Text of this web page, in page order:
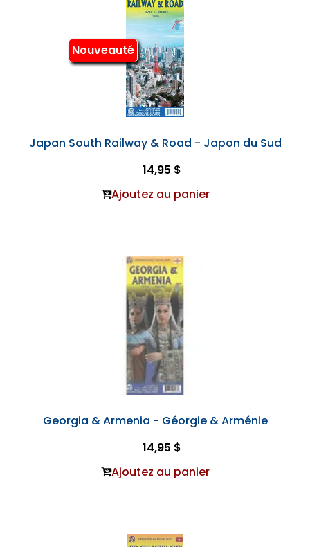
Nouveauté
Japan South Railway & Road - Japon du Sud
14,95 $
Ajoutez au panier
Georgia & Armenia - Géorgie & Arménie
14,95 $
Ajoutez au panier